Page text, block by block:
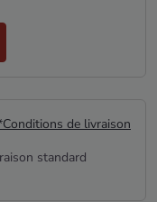
de livraison
standard